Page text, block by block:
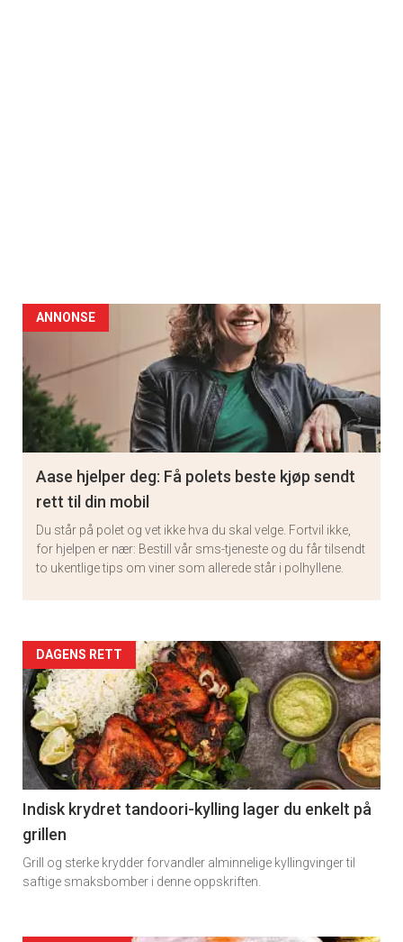
ANNONSE
Aase hjelper deg: Få polets beste kjøp sendt
rett til din mobil
Du står på polet og vet ikke hva du skal velge. Fortvil ikke,
for hjelpen er nær: Bestill vår sms-tjeneste og du får tilsendt
to ukentlige tips om viner som allerede står i polhyllene.
Artikler
detail
-
section
11
DAGENS RETT
Indisk krydret tandoori-kylling lager du enkelt på
grillen
Grill og sterke krydder forvandler alminnelige kyllingvinger til
saftige smaksbomber i denne oppskriften.